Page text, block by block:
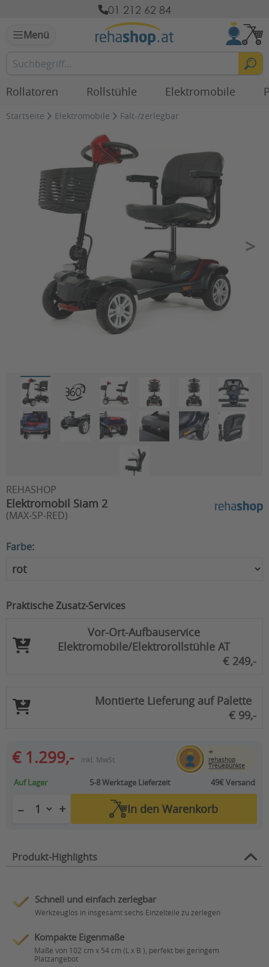
01 212 62 84
Menü
Rollatoren Rollstühle Elektromobile
Startseite Elektromobile Falt-/zerlegbar
REHASHOP
Elektromobil Siam 2
(MAX-SP-RED)
Farbe:
Praktische Zusatz-Services
Vor-Ort-Aufbauservice
Elektromobile/Elektrorollstühle AT
€ 249,-
Montierte Lieferung auf Palette
€ 99,-
€ 1.299,- inkl. MwSt.
+
rehashop
Treuepunkte
Auf Lager 5-8 Werktage Lieferzeit 49€ Versand
− + In den Warenkorb
Produkt-Highlights
Schnell und einfach zerlegbar
Werkzeuglos in insgesamt sechs Einzelteile zu zerlegen
Kompakte Eigenmaße
Maße von 102 cm x 54 cm (L x B ), perfekt bei geringem
Platzangebot